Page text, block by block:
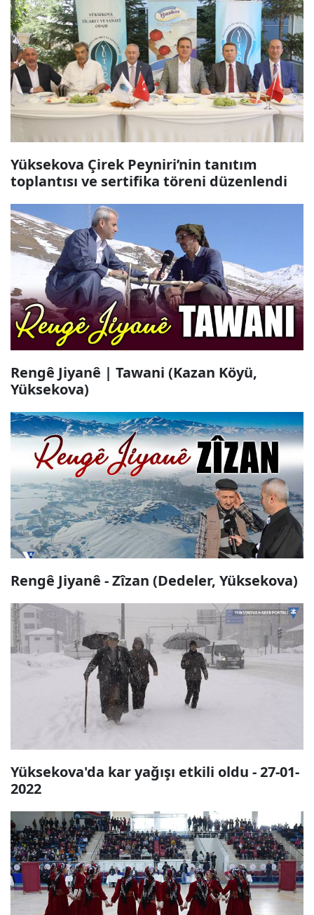
Yüksekova Çirek Peyniri’nin tanıtım
toplantısı ve sertifika töreni düzenlendi
Rengê Jiyanê | Tawani (Kazan Köyü,
Yüksekova)
Rengê Jiyanê - Zîzan (Dedeler, Yüksekova)
Yüksekova'da kar yağışı etkili oldu - 27-01-
2022